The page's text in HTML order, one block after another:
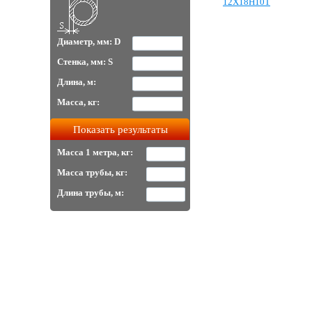
Диаметр, мм: D
Стенка, мм: S
Длина, м:
Масса, кг:
Масса 1 метра, кг:
Масса трубы, кг:
Длина трубы, м: